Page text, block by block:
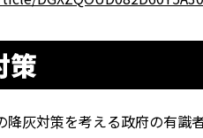
策
灰対策を考える政府の有識